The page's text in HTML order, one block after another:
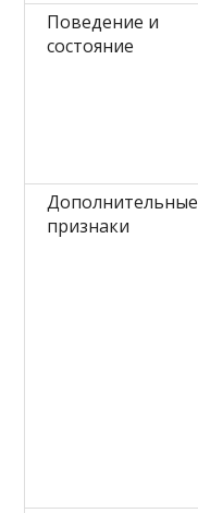
Поведение и
состояние
Дополнительные
признаки